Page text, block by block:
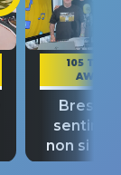
105 TAKE
AWAY
Bresh:
non si
fino alla